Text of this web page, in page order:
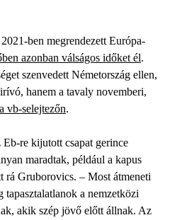
ben megrendezett Európa-
azonban válságos időket él.
szenvedett Németország ellen,
hanem a tavaly novemberi,
vb-selejtezőn.
re kijutott csapat gerince
maradtak, például a kapus
rá Gruborovics. – Most átmeneti
a nemzetközi
akik szép jövő előtt állnak. Az